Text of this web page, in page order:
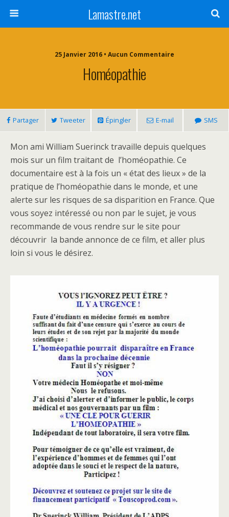
Lamastre.net
25 Janvier 2016 • Aucun Commentaire
Homéopathie
Partager Tweeter Épingler E-mail SMS
Mon ami William Suerinck travaille depuis quelques
mois sur un film traitant de l’homéopathie. Ce
documentaire est à la fois un « état des lieux » de la
pratique de l’homéopathie dans le monde, et une
alerte sur les risques de sa disparition en France. Que
vous soyez intéressé ou non par le sujet, je vous
recommande de vous rendre sur le site pour
découvrir la bande annonce de ce film, et aller plus
loin si vous le désirez.